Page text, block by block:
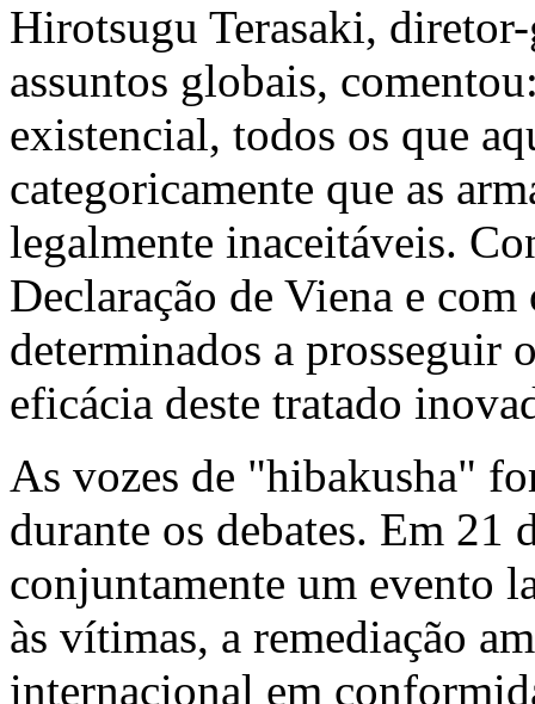
Hirotsugu Terasaki,
assuntos globais,
existencial, todos os que
categoricamente que as
legalmente inaceitáveis.
Declaração de Viena e
determinados a prosseguir
eficácia deste tratado
As vozes de "hibakusha"
durante os debates. Em
conjuntamente um evento
às vítimas, a remediação
internacional em